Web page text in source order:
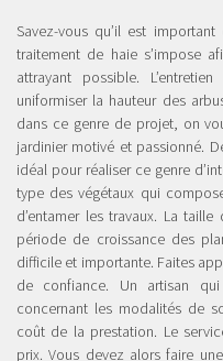
Savez-vous qu’il est
traitement de haie s’impose
attrayant possible.
uniformiser la hauteur des
dans ce genre de projet, on
jardinier motivé et passionné.
idéal pour réaliser ce genre
type des végétaux qui
d’entamer les travaux. La
période de croissance des
difficile et importante. Faites
de confiance. Un artisan
concernant les modalités de
coût de la prestation. Le
prix. Vous devez alors faire